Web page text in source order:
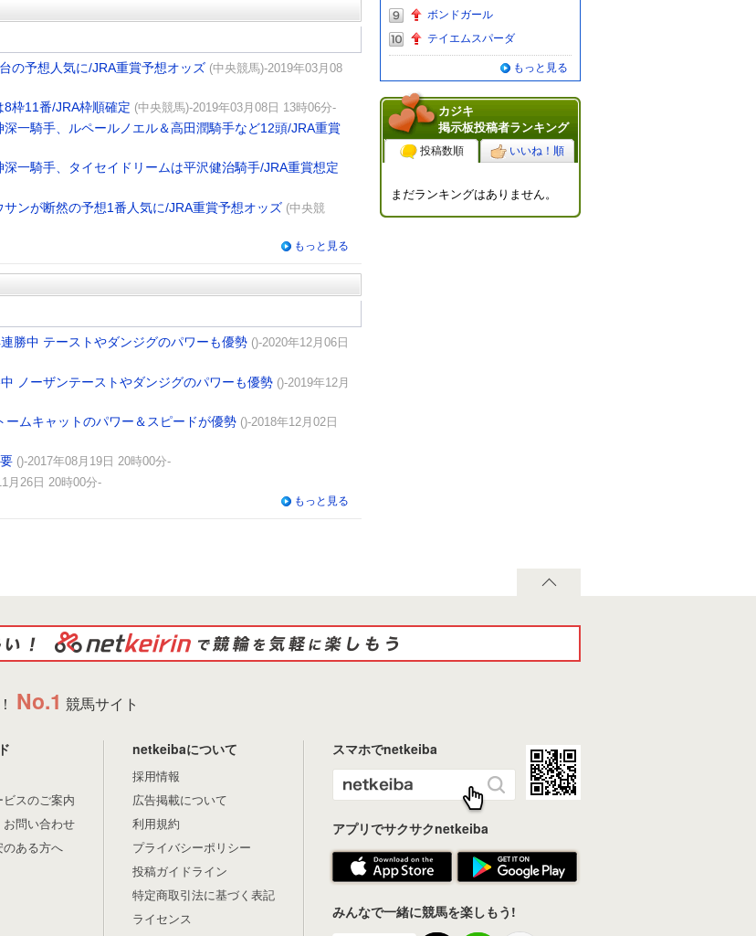
の予想人気に/JRA重賞予想オッズ (中央競馬)-2019年03月08
8枠11番/JRA枠順確定 (中央競馬)-2019年03月08日 13時06分-
一騎手、ルペールノエル＆高田潤騎手など12頭/JRA重賞
一騎手、タイセイドリームは平沢健治騎手/JRA重賞想定
ンが断然の予想1番人気に/JRA重賞予想オッズ (中央競
もっと見る
勝中 テーストやダンジグのパワーも優勢 ()-2020年12月06日
ノーザンテーストやダンジグのパワーも優勢 ()-2019年12月
ームキャットのパワー＆スピードが優勢 ()-2018年12月02日
()-2017年08月19日 20時00分-
月26日 20時00分-
もっと見る
ボンドガール
テイエムスパーダ
もっと見る
カジキ
掲示板投稿者ランキング
投稿数順 いいね！順
まだランキングはありません。
No.1 競馬サイト
スのご案内
問い合わせ
ある方へ
netkeibaについて
採用情報
広告掲載について
利用規約
プライバシーポリシー
投稿ガイドライン
特定商取引法に基づく表記
ライセンス
スマホでnetkeiba
アプリでサクサクnetkeiba
みんなで一緒に競馬を楽しもう!